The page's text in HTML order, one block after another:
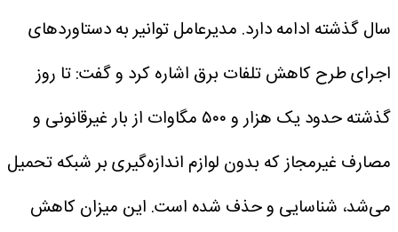
سال گذشته ادامه دارد. مدیرعامل توانیر به دستاورد‌های
اجرای طرح کاهش تلفات برق اشاره کرد و گفت: تا روز
گذشته حدود یک هزار و ۵۰۰ مگاوات از بار غیرقانونی و
مصارف غیرمجاز که بدون لوازم اندازه‌گیری بر شبکه تحمیل
می‌شد، شناسایی و حذف شده است. این میزان کاهش